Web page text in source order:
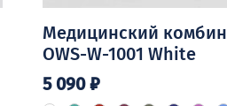
Медицинский
OWS-W-1001 White
5 090₽